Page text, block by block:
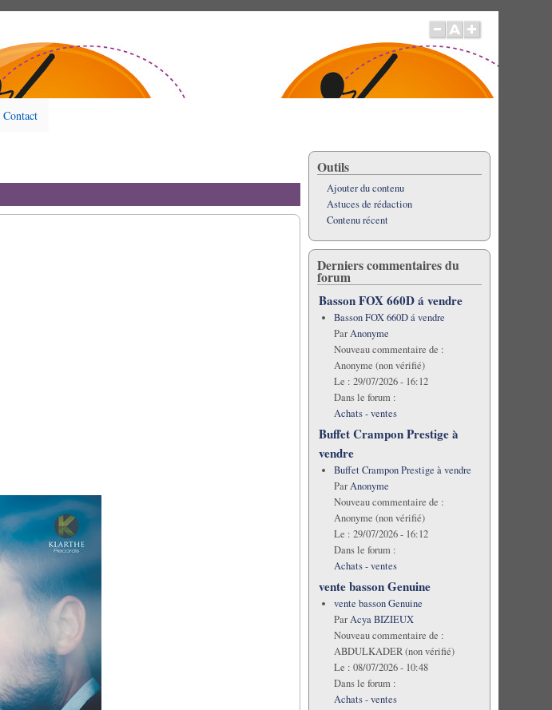
Contact
Outils
Ajouter du contenu
Astuces de rédaction
Contenu récent
Derniers commentaires du
forum
Basson FOX 660D á vendre
Basson FOX 660D á vendre
ParAnonyme
Nouveau commentaire de :
Anonyme (non vérifié)
Le : 29/07/2026 - 16:12
Dans le forum :
Achats - ventes
Buffet Crampon Prestige à
vendre
Buffet Crampon Prestige à vendre
ParAnonyme
Nouveau commentaire de :
Anonyme (non vérifié)
Le : 29/07/2026 - 16:12
Dans le forum :
Achats - ventes
vente basson Genuine
vente basson Genuine
ParAcya BIZIEUX
Nouveau commentaire de :
ABDULKADER (non vérifié)
Le : 08/07/2026 - 10:48
Dans le forum :
Achats - ventes